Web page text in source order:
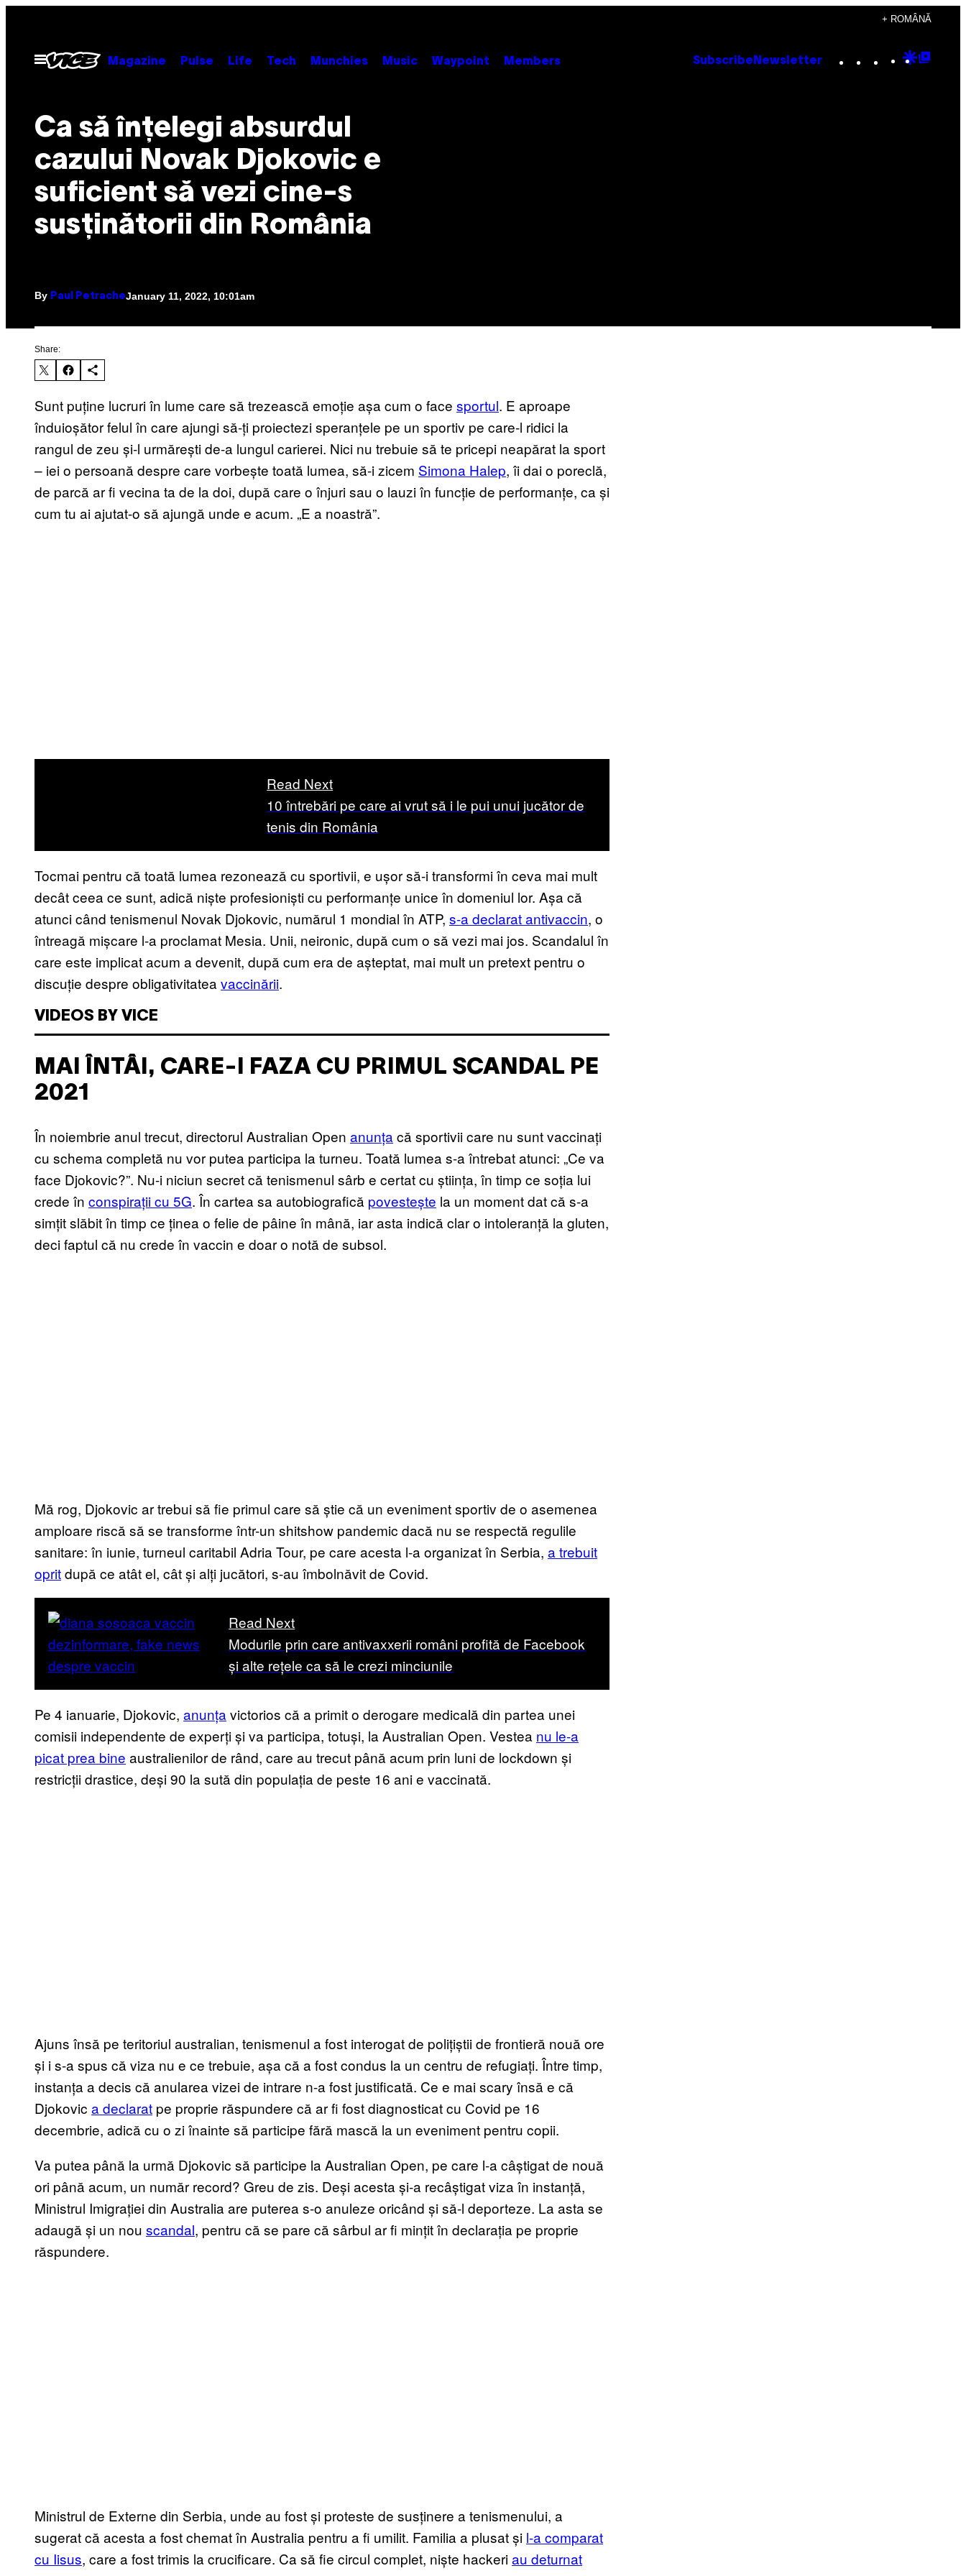
content
+ ROMÂNĂ
Open
Menu
Magazine Pulse Life Tech Munchies Music Waypoint Members Subscribe Newsletter Instagram
TikTok
YouTube
Google
Ca să înțelegi absurdul
cazului Novak Djokovic e
suficient să vezi cine-s
susținătorii din România
By Paul PetracheJanuary 11, 2022, 10:01am
Share:
Sunt puține lucruri în lume care să trezească emoție așa cum o face sportul. E aproape
înduioșător felul în care ajungi să-ți proiectezi speranțele pe un sportiv pe care-l ridici la
rangul de zeu și-l urmărești de-a lungul carierei. Nici nu trebuie să te pricepi neapărat la sport
– iei o persoană despre care vorbește toată lumea, să-i zicem Simona Halep, îi dai o poreclă,
de parcă ar fi vecina ta de la doi, după care o înjuri sau o lauzi în funcție de performanțe, ca și
cum tu ai ajutat-o să ajungă unde e acum. „E a noastră”.
Read Next
10 întrebări pe care ai vrut să i le pui unui jucător de
tenis din România
Tocmai pentru că toată lumea rezonează cu sportivii, e ușor să-i transformi în ceva mai mult
decât ceea ce sunt, adică niște profesioniști cu performanțe unice în domeniul lor. Așa că
atunci când tenismenul Novak Djokovic, numărul 1 mondial în ATP, s-a declarat antivaccin, o
întreagă mișcare l-a proclamat Mesia. Unii, neironic, după cum o să vezi mai jos. Scandalul în
care este implicat acum a devenit, după cum era de așteptat, mai mult un pretext pentru o
discuție despre obligativitatea vaccinării.
VIDEOS BY VICE
MAI ÎNTÂI, CARE-I FAZA CU PRIMUL SCANDAL PE
2021
În noiembrie anul trecut, directorul Australian Open anunțacă sportivii care nu sunt vaccinați
cu schema completă nu vor putea participa la turneu. Toată lumea s-a întrebat atunci: „Ce va
face Djokovic?”. Nu-i niciun secret că tenismenul sârb e certat cu știința, în timp ce soția lui
crede în conspirații cu 5G. În cartea sa autobiografică povestește la un moment dat că s-a
simțit slăbit în timp ce ținea o felie de pâine în mână, iar asta indică clar o intoleranță la gluten,
deci faptul că nu crede în vaccin e doar o notă de subsol.
Mă rog, Djokovic ar trebui să fie primul care să știe că un eveniment sportiv de o asemenea
amploare riscă să se transforme într-un shitshow pandemic dacă nu se respectă regulile
sanitare: în iunie, turneul caritabil Adria Tour, pe care acesta l-a organizat în Serbia, a trebuit
opritdupă ce atât el, cât și alți jucători, s-au îmbolnăvit de Covid.
Read Next
Modurile prin care antivaxxerii români profită de Facebook
și alte rețele ca să le crezi minciunile
Pe 4 ianuarie, Djokovic, anunțavictorios că a primit o derogare medicală din partea unei
comisii independente de experți și va participa, totuși, la Australian Open. Vestea nu le-a
picat prea bine australienilor de rând, care au trecut până acum prin luni de lockdown și
restricții drastice, deși 90 la sută din populația de peste 16 ani e vaccinată.
Ajuns însă pe teritoriul australian, tenismenul a fost interogat de polițiștii de frontieră nouă ore
și i s-a spus că viza nu e ce trebuie, așa că a fost condus la un centru de refugiați. Între timp,
instanța a decis că anularea vizei de intrare n-a fost justificată. Ce e mai scary însă e că
Djokovic a declarat pe proprie răspundere că ar fi fost diagnosticat cu Covid pe 16
decembrie, adică cu o zi înainte să participe fără mască la un eveniment pentru copii.
Va putea până la urmă Djokovic să participe la Australian Open, pe care l-a câștigat de nouă
ori până acum, un număr record? Greu de zis. Deși acesta și-a recâștigat viza în instanță,
Ministrul Imigrației din Australia are puterea s-o anuleze oricând și să-l deporteze. La asta se
adaugă și un nou scandal, pentru că se pare că sârbul ar fi mințit în declarația pe proprie
răspundere.
Ministrul de Externe din Serbia, unde au fost și proteste de susținere a tenismenului, a
sugerat că acesta a fost chemat în Australia pentru a fi umilit. Familia a plusat și l-a comparat
cu Iisus, care a fost trimis la crucificare. Ca să fie circul complet, niște hackeriau deturnat